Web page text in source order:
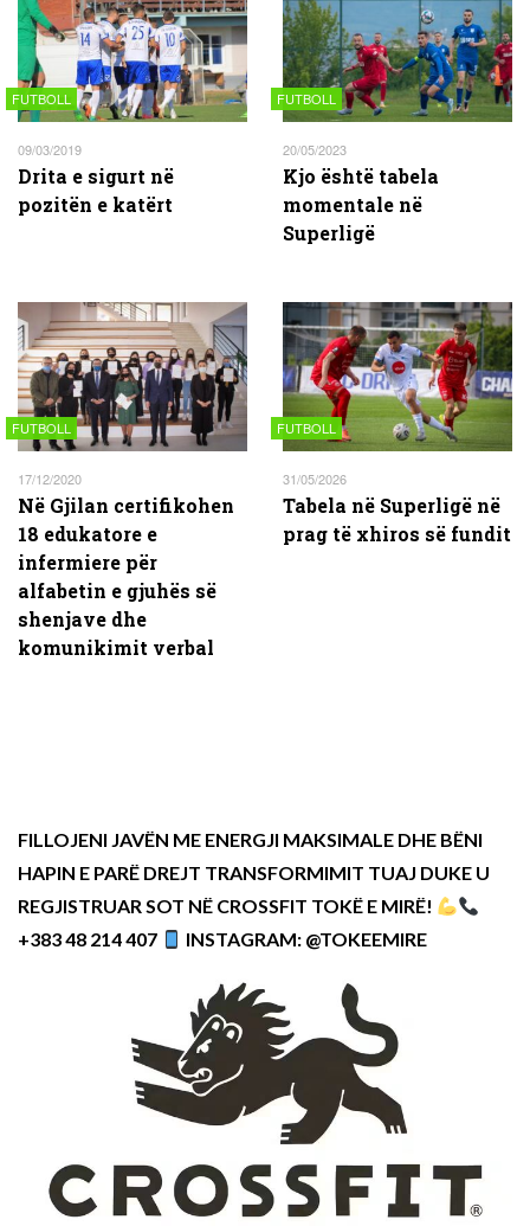
FUTBOLL
09/03/2019
Drita e sigurt në
pozitën e katërt
FUTBOLL
20/05/2023
Kjo është tabela
momentale në
Superligë
FUTBOLL
17/12/2020
Në Gjilan certifikohen
18 edukatore e
infermiere për
alfabetin e gjuhës së
shenjave dhe
komunikimit verbal
FUTBOLL
31/05/2026
Tabela në Superligë në
prag të xhiros së fundit
FILLOJENI JAVËN ME ENERGJI MAKSIMALE DHE BËNI
HAPIN E PARË DREJT TRANSFORMIMIT TUAJ DUKE U
REGJISTRUAR SOT NË CROSSFIT TOKË E MIRË!
+383 48 214 407
INSTAGRAM: @TOKEEMIRE